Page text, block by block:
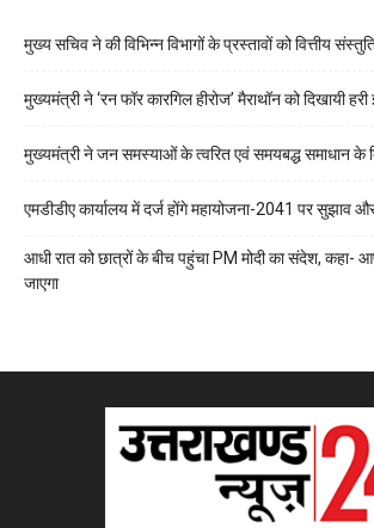
मुख्य सचिव ने की विभिन्न विभागों के प्रस्तावों को वित्तीय
मुख्यमंत्री ने ‘रन फॉर कारगिल हीरोज’ मैराथॉन को दिखायी
मुख्यमंत्री ने जन समस्याओं के त्वरित एवं समयबद्ध समाधान के
एमडीडीए कार्यालय में दर्ज होंगे महायोजना-2041 पर सुझाव
आधी रात को छात्रों के बीच पहुंचा PM मोदी का संदेश, कहा-
जाएगा